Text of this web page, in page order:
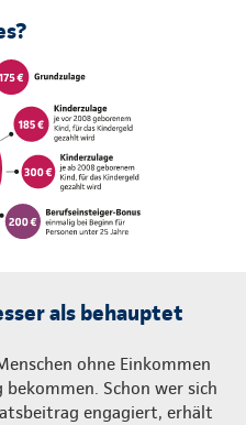
als behauptet
ohne Einkommen
Schon wer sich
engagiert, erhält